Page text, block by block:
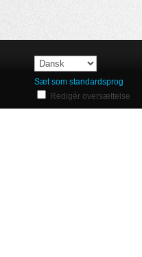
Sæt som standardsprog
Redigér oversættelse